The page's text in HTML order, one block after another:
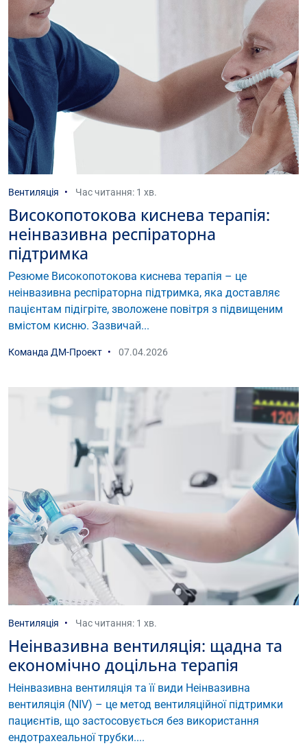
Вентиляція Час читання: 1 хв.
Високопотокова киснева терапія:
неінвазивна респіраторна
підтримка
Резюме Високопотокова киснева терапія – це
неінвазивна респіраторна підтримка, яка доставляє
пацієнтам підігріте, зволожене повітря з підвищеним
вмістом кисню. Зазвичай...
Команда ДМ-Проект 07.04.2026
Вентиляція Час читання: 1 хв.
Неінвазивна вентиляція: щадна та
економічно доцільна терапія
Неінвазивна вентиляція та її види Неінвазивна
вентиляція (NIV) – це метод вентиляційної підтримки
пациєнтів, що застосовується без використання
ендотрахеальної трубки....